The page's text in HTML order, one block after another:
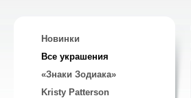
Новинки
Все украшения
«Знаки Зодиака»
Kristy Patterson